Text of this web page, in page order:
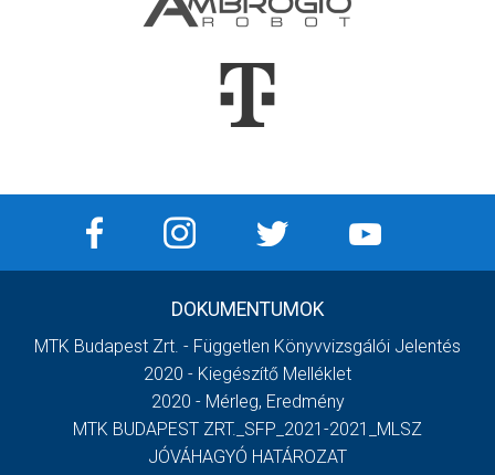
DOKUMENTUMOK
MTK Budapest Zrt. - Független Könyvvizsgálói Jelentés
2020 - Kiegészítő Melléklet
2020 - Mérleg, Eredmény
MTK BUDAPEST ZRT._SFP_2021-2021_MLSZ
JÓVÁHAGYÓ HATÁROZAT